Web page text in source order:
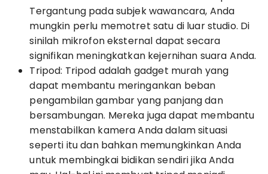
Tergantung pada subjek wawancara, Anda
mungkin perlu memotret satu di luar studio. Di
sinilah mikrofon eksternal dapat secara
signifikan meningkatkan kejernihan suara Anda.
Tripod: Tripod adalah gadget murah yang
dapat membantu meringankan beban
pengambilan gambar yang panjang dan
bersambungan. Mereka juga dapat membantu
menstabilkan kamera Anda dalam situasi
seperti itu dan bahkan memungkinkan Anda
untuk membingkai bidikan sendiri jika Anda